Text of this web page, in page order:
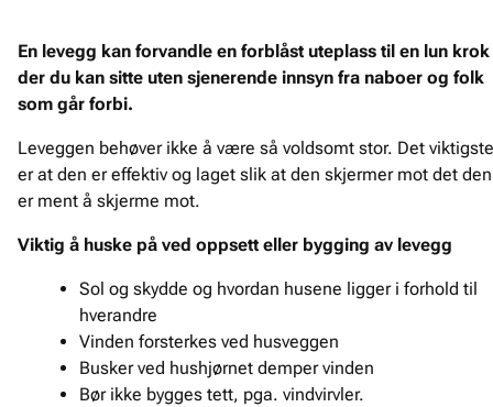
En levegg kan forvandle en forblåst uteplass til en lun krok
der du kan sitte uten sjenerende innsyn fra naboer og folk
som går forbi.
Leveggen behøver ikke å være så voldsomt stor. Det viktigste
er at den er effektiv og laget slik at den skjermer mot det den
er ment å skjerme mot.
Viktig å huske på ved oppsett eller bygging av levegg
Sol og skydde og hvordan husene ligger i forhold til
hverandre
Vinden forsterkes ved husveggen
Busker ved hushjørnet demper vinden
Bør ikke bygges tett, pga. vindvirvler.